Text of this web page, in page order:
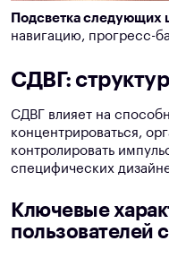
Подсветка следующих
навигацию, прогресс-
СДВГ:
СДВГ влияет на
концентрироваться,
контролировать
специфических
Ключевые
пользователей